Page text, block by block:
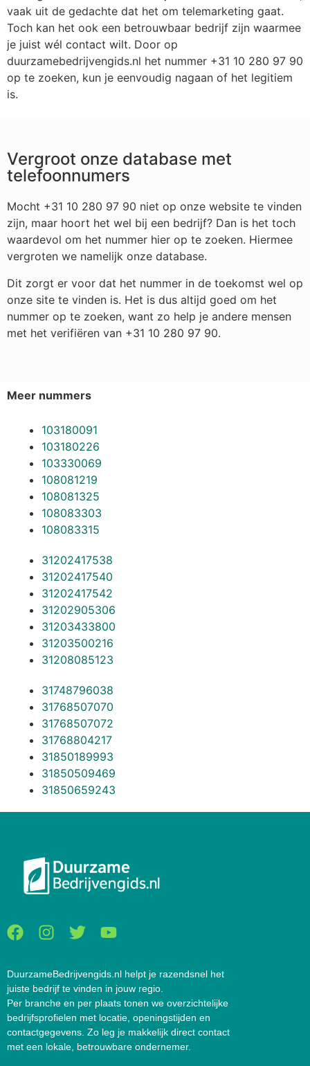
vaak uit de gedachte dat het om telemarketing gaat.
Toch kan het ook een betrouwbaar bedrijf zijn waarmee
je juist wél contact wilt. Door op
duurzamebedrijvengids.nl het nummer +31 10 280 97 90
op te zoeken, kun je eenvoudig nagaan of het legitiem
is.
Vergroot onze database met
telefoonnumers
Mocht +31 10 280 97 90 niet op onze website te vinden
zijn, maar hoort het wel bij een bedrijf? Dan is het toch
waardevol om het nummer hier op te zoeken. Hiermee
vergroten we namelijk onze database.
Dit zorgt er voor dat het nummer in de toekomst wel op
onze site te vinden is. Het is dus altijd goed om het
nummer op te zoeken, want zo help je andere mensen
met het verifiëren van +31 10 280 97 90.
Meer nummers
103180091
103180226
103330069
108081219
108081325
108083303
108083315
31202417538
31202417540
31202417542
31202905306
31203433800
31203500216
31208085123
31748796038
31768507070
31768507072
31768804217
31850189993
31850509469
31850659243
DuurzameBedrijvengids.nl helpt je razendsnel het
juiste bedrijf te vinden in jouw regio.
Per branche en per plaats tonen we overzichtelijke
bedrijfsprofielen met locatie, openingstijden en
contactgegevens. Zo leg je makkelijk direct contact
met een lokale, betrouwbare ondernemer.